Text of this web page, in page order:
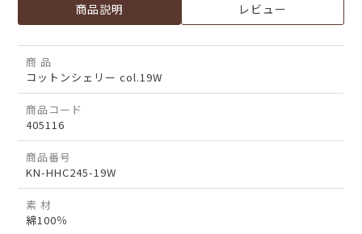
商品説明 レビュー
商 品
コットンシェリー col.19W
商品コード
405116
商品番号
KN-HHC245-19W
素 材
綿100％